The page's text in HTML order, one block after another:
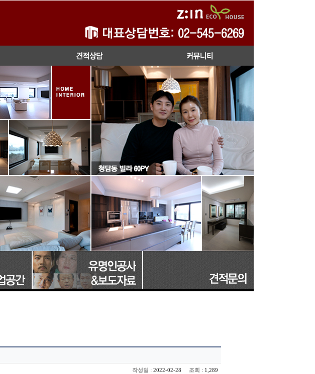
작성일 : 2022-02-28 조회 : 1,289